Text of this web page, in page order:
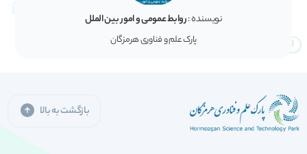
نویسنده :روابط عمومی و امور بین الملل
پارک علم و فناوری هرمزگان
بازگشت به بالا